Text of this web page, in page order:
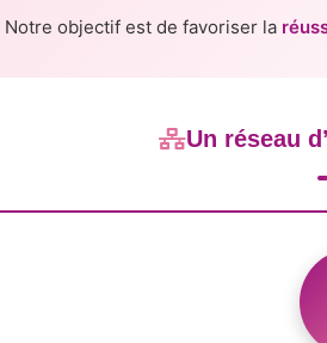
Notre objectif est de favoriser la
Un réseau